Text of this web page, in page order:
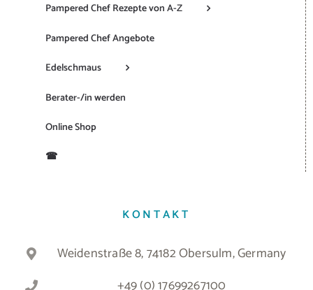
Pampered Chef Rezepte von A-Z
Pampered Chef Angebote
Edelschmaus
Berater-/in werden
Online Shop
☎
KONTAKT
Weidenstraße 8, 74182 Obersulm, Germany